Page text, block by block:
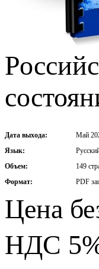
Дата выхода:
Май
Язык:
Объем:
149
Формат:
PDF
Цена
НДС